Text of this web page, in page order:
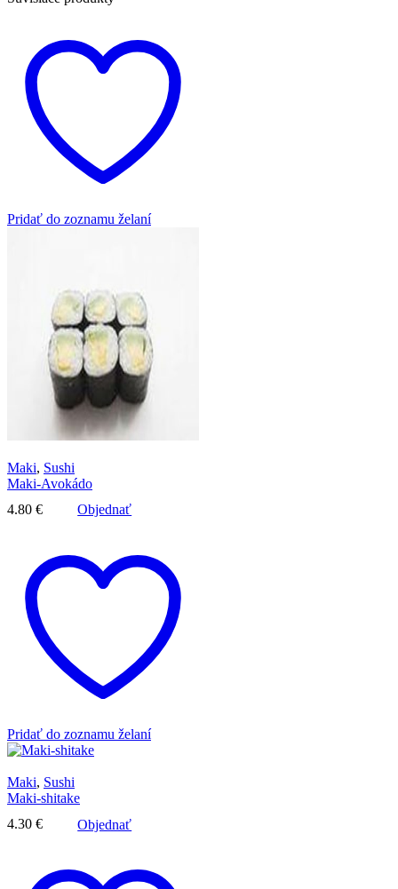
Pridať do zoznamu želaní
Maki, Sushi
Maki-Avokádo
4.80 € Objednať
Pridať do zoznamu želaní
Maki, Sushi
Maki-shitake
4.30 € Objednať